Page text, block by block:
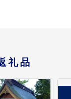
礼品